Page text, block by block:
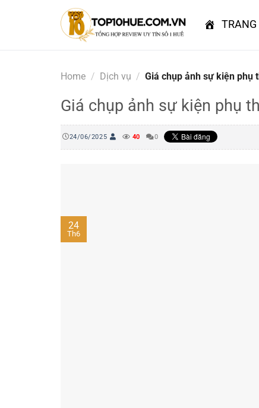
TRANG
Home / Dịch vụ / Giá chụp ảnh sự kiện phụ
Giá chụp ảnh sự kiện phụ
24/06/2025 40 0
24
Th6